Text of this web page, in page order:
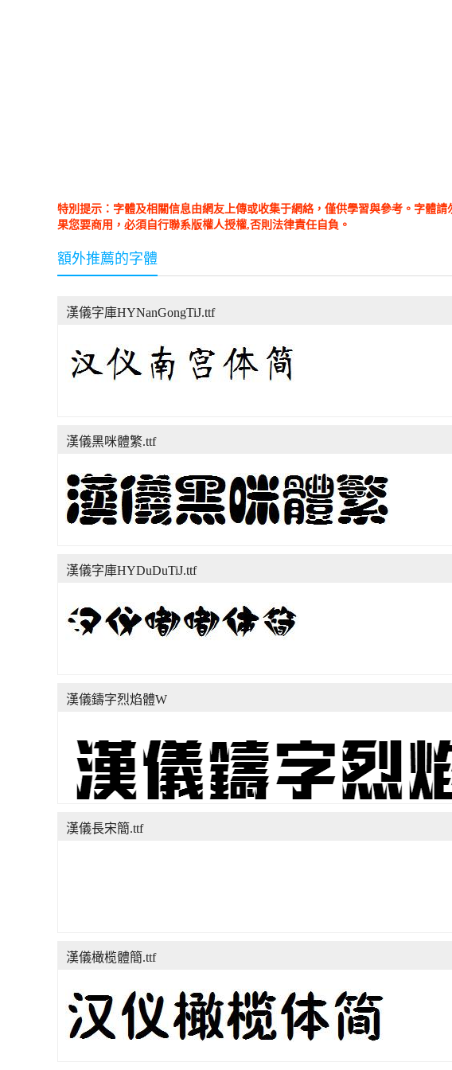
特別提示：字體及相關信息由網友上傳或收集于網絡，僅供學習與參考。字體
果您要商用，必須自行聯系版權人授權,否則法律責任自負。
額外推薦的字體
漢儀字庫HYNanGongTiJ.ttf
漢儀黑咪體繁.ttf
漢儀字庫HYDuDuTiJ.ttf
漢儀鑄字烈焰體W
漢儀長宋簡.ttf
漢儀橄榄體簡.ttf